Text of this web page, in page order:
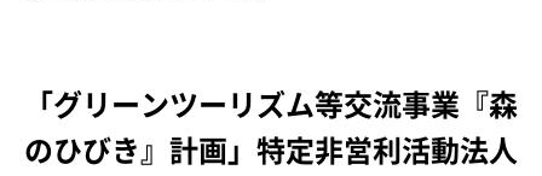
「グリーンツーリズム等交流事業『森
のひびき』計画」特定非営利活動法人